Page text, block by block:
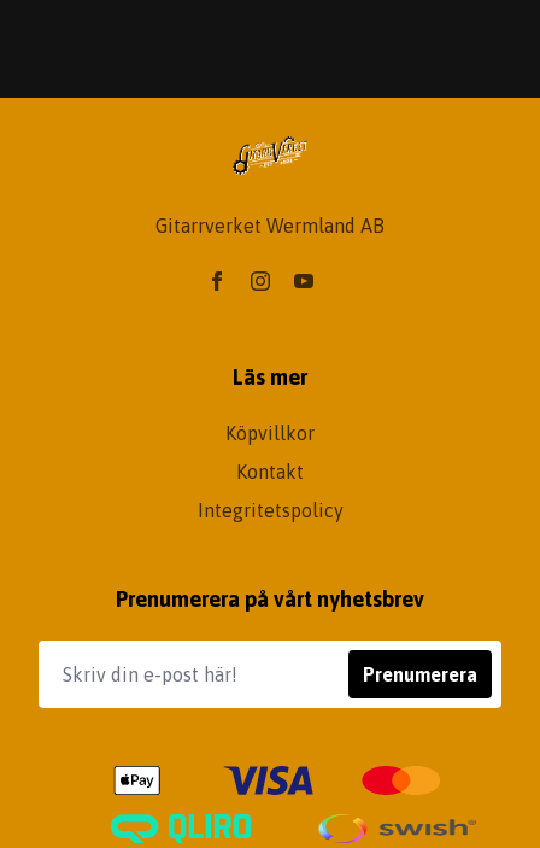
Gitarrverket Wermland AB
Läs mer
Köpvillkor
Kontakt
Integritetspolicy
Prenumerera på vårt nyhetsbrev
Prenumerera